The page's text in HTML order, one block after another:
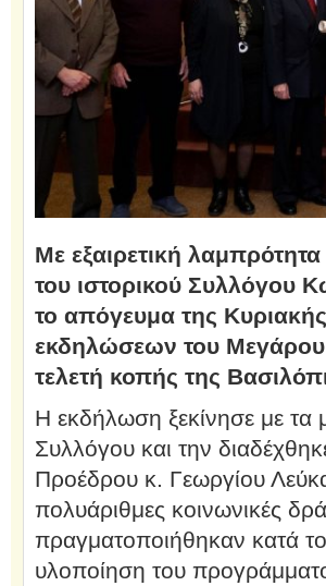
Με εξαιρετική
του ιστορικού Συλλόγου
το απόγευμα της
εκδηλώσεων του Μεγάρου
τελετή κοπής της
Η εκδήλωση ξεκίνησε με τα
Συλλόγου και την
Προέδρου κ. Γεωργίου
πολυάριθμες κοινωνικές
πραγματοποιήθηκαν κατά το
υλοποίηση του